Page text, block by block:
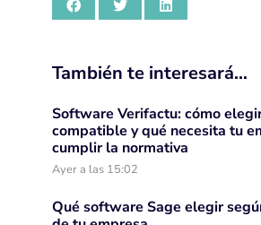
También te interesará…
Software Verifactu: cómo
compatible y qué necesita tu
cumplir la normativa
Ayer a las 15:02
Qué software Sage elegir